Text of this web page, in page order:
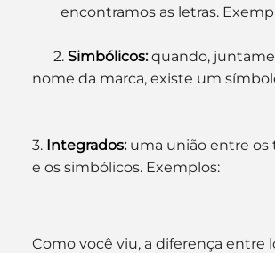
encontramos as letras.
2. Simbólicos: quando,
nome da marca, existe um
3. Integrados: uma união entre os
e os simbólicos. Exemplos:
Como você viu, a diferença entre